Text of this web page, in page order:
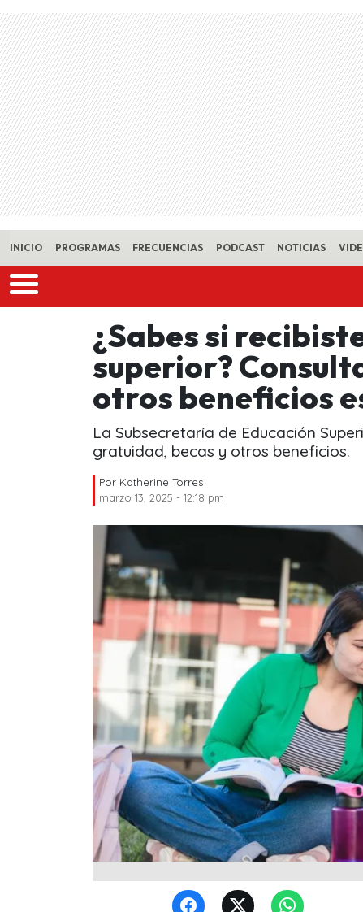
Skip to main content
INICIO PROGRAMAS FRECUENCIAS PODCAST NOTICIAS
¿Sabes si
superior?
otros beneficios
La Subsecretaría de Educación
gratuidad, becas y otros beneficios.
Por Katherine Torres
marzo 13, 2025 - 12:18 pm